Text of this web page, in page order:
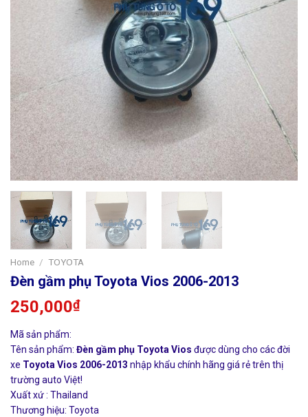
Home / TOYOTA
Đèn gầm phụ Toyota Vios 2006-2013
250,000₫
Mã sản phẩm:
Tên sản phẩm: Đèn gầm phụ Toyota Vios được dùng cho các đời
xe Toyota Vios 2006-2013 nhập khẩu chính hãng giá rẻ trên thị
trường auto Việt!
Xuất xứ : Thailand
Thương hiệu: Toyota